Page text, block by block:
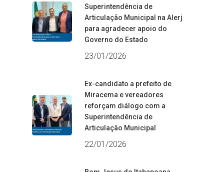
Superintendência de
Articulação Municipal na Alerj
para agradecer apoio do
Governo do Estado
23/01/2026
Ex-candidato a prefeito de
Miracema e vereadores
reforçam diálogo com a
Superintendência de
Articulação Municipal
22/01/2026